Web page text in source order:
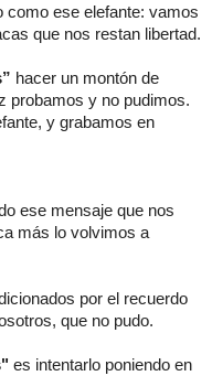
como ese elefante: vamos
que nos restan libertad.
hacer un montón de
probamos y no pudimos.
y grabamos en
ese mensaje que nos
más lo volvimos a
por el recuerdo
que no pudo.
es intentarlo poniendo en